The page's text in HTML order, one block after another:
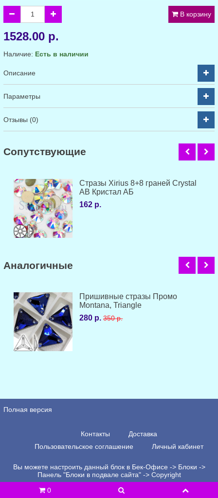
В корзину
1528.00 р.
Наличие: Есть в наличии
Описание
Параметры
Отзывы (0)
Cопутствующие
Стразы Xirius 8+8 граней Crystal
AB Кристал АБ
162 р.
Аналогичные
Пришивные стразы Промо
Montana, Triangle
280 р.350 р.
Полная версия
Контакты
Доставка
Пользовательское соглашение
Личный кабинет
Вы можете настроить данный блок в Бек-Офисе -> Блоки ->
Панель "Блоки в подвале сайта" -> Copyright
0